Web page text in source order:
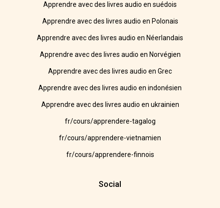
Apprendre avec des livres audio en suédois
Apprendre avec des livres audio en Polonais
Apprendre avec des livres audio en Néerlandais
Apprendre avec des livres audio en Norvégien
Apprendre avec des livres audio en Grec
Apprendre avec des livres audio en indonésien
Apprendre avec des livres audio en ukrainien
fr/cours/apprendere-tagalog
fr/cours/apprendere-vietnamien
fr/cours/apprendere-finnois
Social